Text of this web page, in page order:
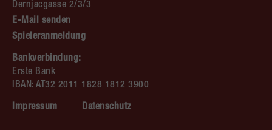
Dernjacgasse 2/3/3
E-Mail senden
Spieleranmeldung
Bankverbindung:
Erste Bank
IBAN: AT32 2011 1828 1812 3900
Impressum Datenschutz